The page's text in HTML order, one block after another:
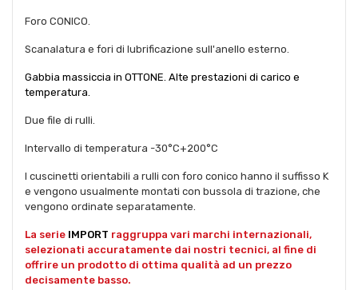
Foro CONICO.
Scanalatura e fori di lubrificazione sull'anello esterno.
Gabbia massiccia in OTTONE. Alte prestazioni di carico e
temperatura.
Due file di rulli.
Intervallo di temperatura -30°C+200°C
I cuscinetti orientabili a rulli con foro conico hanno il suffisso K
e vengono usualmente montati con bussola di trazione, che
vengono ordinate separatamente.
La serie IMPORT raggruppa vari marchi internazionali,
selezionati accuratamente dai nostri tecnici, al fine di
offrire un prodotto di ottima qualità ad un prezzo
decisamente basso.